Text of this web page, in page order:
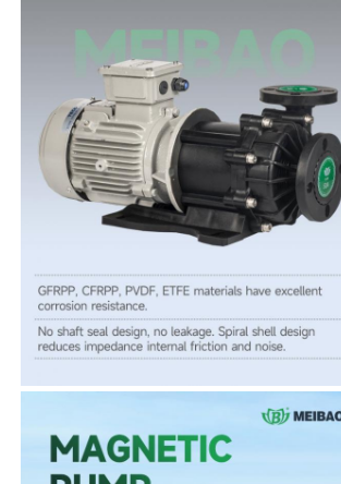
Chi siamo
Fatory Tour
Controllo di qualità
notizie
Richiedere un preventivo